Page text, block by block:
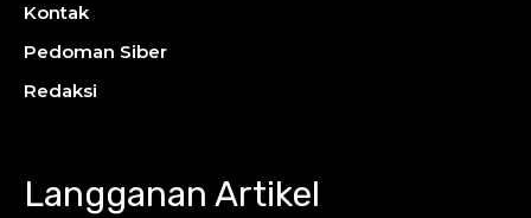
Langganan Artikel
Kontak
Pedoman Siber
Redaksi